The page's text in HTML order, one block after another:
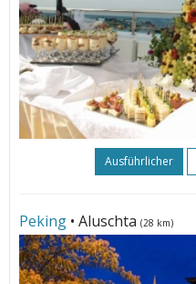
Ausführlicher
Peking • Aluschta (28 km)